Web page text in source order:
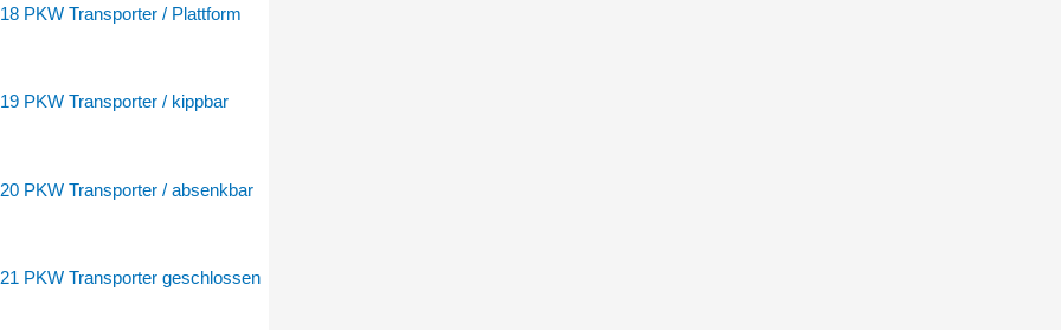
18 PKW Transporter / Plattform
19 PKW Transporter / kippbar
20 PKW Transporter / absenkbar
21 PKW Transporter geschlossen